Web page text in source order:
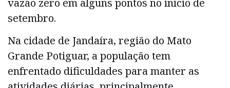
setembro.
Na cidade de Jandaíra, região do Mato
Grande Potiguar, a população tem
enfrentado dificuldades para manter as